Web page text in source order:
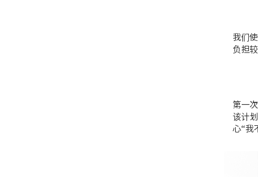
我们
负担
第一
该计
心“我